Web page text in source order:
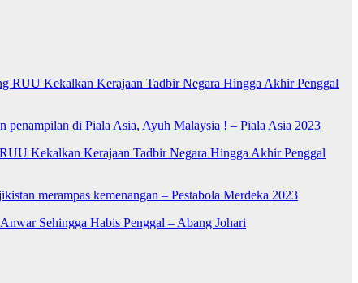
RUU Kekalkan Kerajaan Tadbir Negara Hingga Akhir Penggal
penampilan di Piala Asia, Ayuh Malaysia ! – Piala Asia 2023
Kekalkan Kerajaan Tadbir Negara Hingga Akhir Penggal
merampas kemenangan – Pestabola Merdeka 2023
Sehingga Habis Penggal – Abang Johari